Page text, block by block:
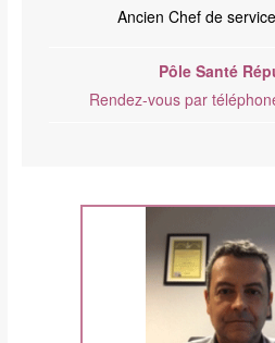
Ancien Chef de
Pôle Santé
Rendez-vous par